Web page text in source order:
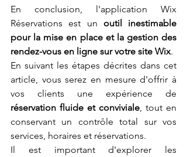
En conclusion, l'application Wix
Réservations est un outil inestimable
pour la mise en place et la gestion des
rendez-vous en ligne sur votre site Wix.
En suivant les étapes décrites dans cet
article, vous serez en mesure d'offrir à
réservation fluide et conviviale, tout en
conservant un contrôle total sur vos
services, horaires et réservations.
Il est important d'explorer les